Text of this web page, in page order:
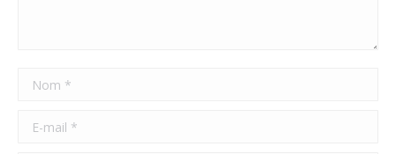
Nom *
E-mail *